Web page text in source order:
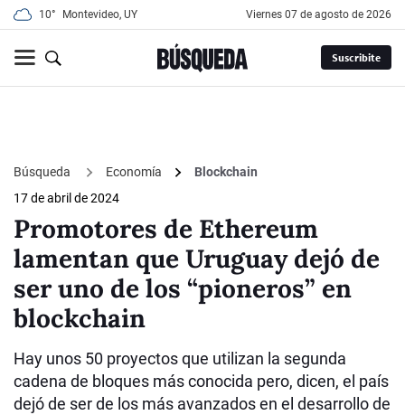
10° Montevideo, UY viernes 07 de agosto de 2026
Suscribite
Búsqueda Economía
Blockchain
17 de abril de 2024
Promotores de Ethereum
lamentan que Uruguay dejó de
ser uno de los “pioneros” en
blockchain
Hay unos 50 proyectos que utilizan la segunda
cadena de bloques más conocida pero, dicen, el país
dejó de ser de los más avanzados en el desarrollo de